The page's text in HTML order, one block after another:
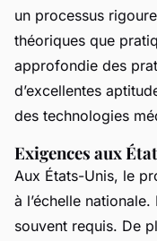
un processus
théoriques que
approfondie des
d’excellentes
des technologies
Exigences aux
Aux États-Unis, le
à l’échelle
souvent requis. De